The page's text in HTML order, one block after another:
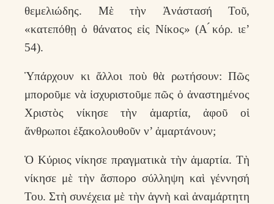
θεμελιώδης. Μὲ τὴν Ἀνάστασή Τοῦ,
«κατεπόθῃ ὁ θάνατος εἰς Νίκος» (Α ́κόρ. ιε’
54).
Ὑπάρχουν κι ἄλλοι ποὺ θὰ ρωτήσουν: Πῶς
μποροῦμε νὰ ἰσχυριστοῦμε πῶς ὁ ἀναστημένος
Χριστὸς νίκησε τὴν ἁμαρτία, ἀφοῦ οἱ
ἄνθρωποι ἐξακολουθοῦν ν’ ἁμαρτάνουν;
Ὁ Κύριος νίκησε πραγματικὰ τὴν ἁμαρτία. Τὴ
νίκησε μὲ τὴν ἄσπορο σύλληψη καὶ γέννησή
Του. Στὴ συνέχεια μὲ τὴν ἁγνὴ καὶ ἀναμάρτητη